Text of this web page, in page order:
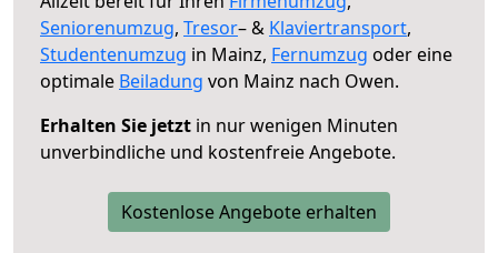
Seniorenumzug, Tresor– & Klaviertransport,
Studentenumzug in Mainz, Fernumzug oder eine
optimale Beiladung von Mainz nach Owen.
Erhalten Sie jetzt in nur wenigen Minuten
unverbindliche und kostenfreie Angebote.
Kostenlose Angebote erhalten